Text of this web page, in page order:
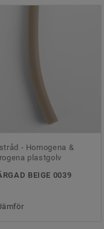
- Homogena &
plastgolv
BEIGE 0039